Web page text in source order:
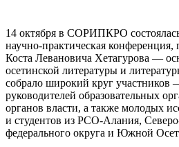
14 октября в СОРИПКРО
научно-практическая конференция,
Коста Левановича Хетагурова —
осетинской литературы и
собрало широкий круг участников
руководителей образовательных
органов власти, а также молодых
и студентов из РСО-Алания,
федерального округа и Южной